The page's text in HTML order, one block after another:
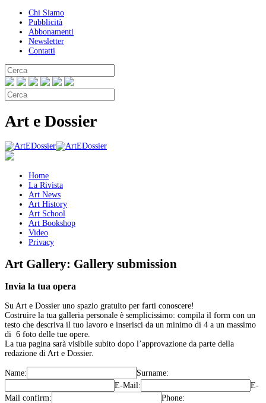
Chi Siamo
Pubblicità
Abbonamenti
Newsletter
Contatti
Art e Dossier
Home
La Rivista
Art News
Art History
Art School
Art Bookshop
Video
Privacy
Art Gallery: Gallery submission
Invia la tua opera
Su Art e Dossier uno spazio gratuito per farti conoscere!
Costruire la tua galleria personale è semplicissimo: compila il form con un
testo che descriva il tuo lavoro e inserisci da un minimo di 4 a un massimo
di 6 foto delle tue opere.
La tua pagina sarà visibile subito dopo l’approvazione da parte della
redazione di Art e Dossier.
Name:
Surname:
E-Mail:
E-
Mail confirm:
Phone: